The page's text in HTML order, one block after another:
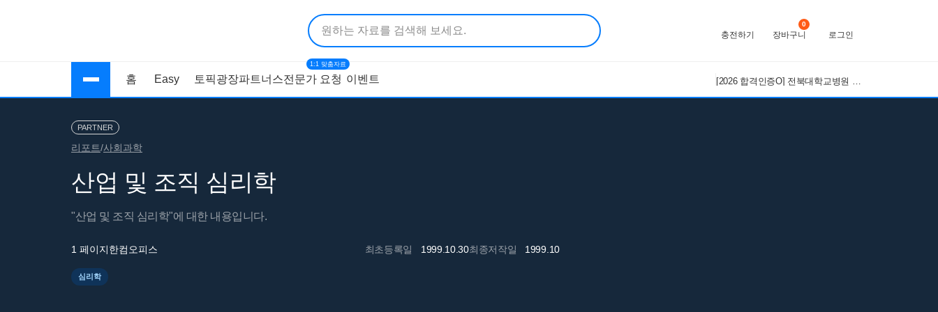
충전하기
0
장바구니 로그인
홈 Easy 토픽광장파트너스전문가 요청
1:1 맞춤자료
이벤트 [2026 합격인증O] 전북대학교병원 간호사 채용 대비 필기+면접 기출 정리
PARTNER
리포트/사회과학
산업 및 조직 심리학
"산업 및 조직 심리학"에 대한 내용입니다.
1 페이지한컴오피스 최초등록일 1999.10.30최종저작일 1999.10
심리학